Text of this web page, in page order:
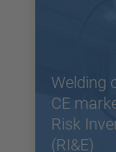
Welding
CE
Risk
(RI&E)